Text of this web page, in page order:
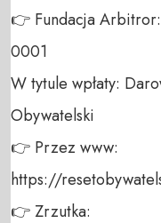
👉 Fundacja
0001
W tytule wpłaty:
Obywatelski
👉 Przez www:
https://
👉 Zrzutka: